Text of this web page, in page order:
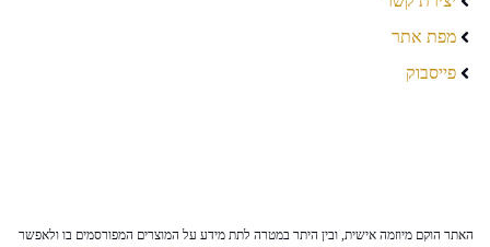
מפת אתר
פייסבוק
האתר הוקם מיוזמה אישית, ובין היתר במטרה לתת מידע על המוצרים המפורסמים בו ולאפשר